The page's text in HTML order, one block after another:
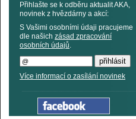
Přihlašte se k odběru aktualit AKA,
novinek z hvězdárny a akcí:
S Vašimi osobními údaji pracujeme
dle našich zásad zpracování
osobních údajů.
Více informací o zasílání novinek